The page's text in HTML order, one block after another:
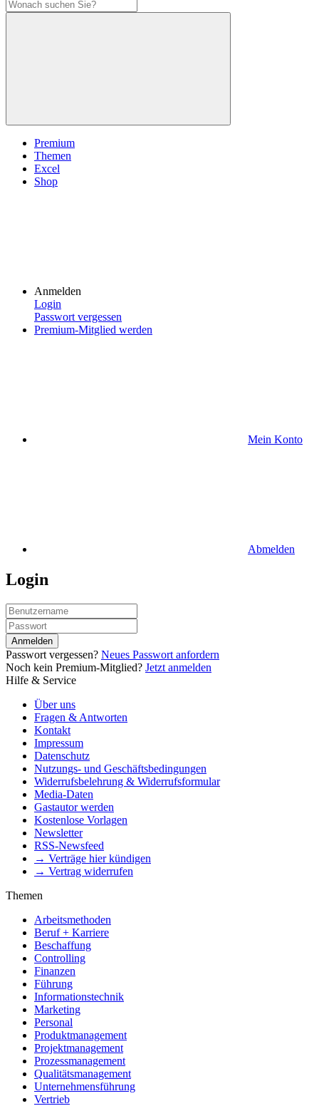
Premium
Themen
Excel
Shop
Anmelden
Login
Passwort vergessen
Premium-Mitglied werden
Mein Konto
Abmelden
Login
Anmelden
Passwort vergessen? Neues Passwort anfordern
Noch kein Premium-Mitglied? Jetzt anmelden
Hilfe & Service
Über uns
Fragen & Antworten
Kontakt
Impressum
Datenschutz
Nutzungs- und Geschäftsbedingungen
Widerrufsbelehrung & Widerrufsformular
Media-Daten
Gastautor werden
Kostenlose Vorlagen
Newsletter
RSS-Newsfeed
→ Verträge hier kündigen
→ Vertrag widerrufen
Themen
Arbeitsmethoden
Beruf + Karriere
Beschaffung
Controlling
Finanzen
Führung
Informationstechnik
Marketing
Personal
Produktmanagement
Projektmanagement
Prozessmanagement
Qualitätsmanagement
Unternehmensführung
Vertrieb